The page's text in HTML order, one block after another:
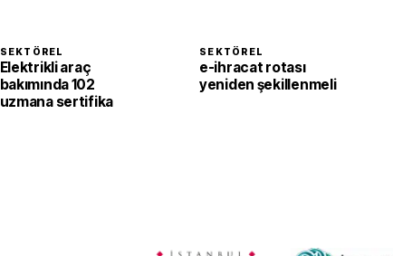
SEKTÖREL
Elektrikli araç
bakımında 102
uzmana sertifika
SEKTÖREL
e-ihracat rotası
yeniden şekillenmeli